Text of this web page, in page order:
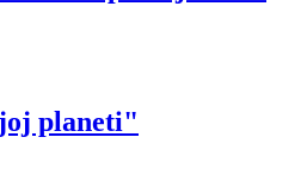
planeti"